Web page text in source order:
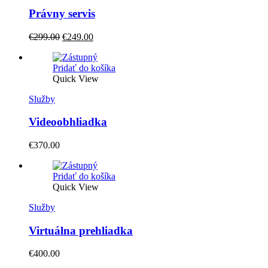
Právny servis
€299.00 Original
was:
€299.00.
€249.00Current
is:
€249.00.
Pridať do košíka
Quick View
Služby
Videoobhliadka
€370.00
Pridať do košíka
Quick View
Služby
Virtuálna prehliadka
€400.00